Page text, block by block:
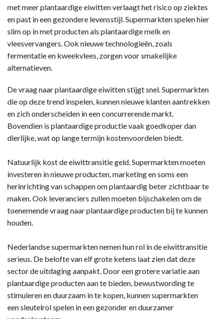
met meer plantaardige eiwitten verlaagt het risico op ziektes
en past in een gezondere levensstijl. Supermarkten spelen hier
slim op in met producten als plantaardige melk en
vleesvervangers. Ook nieuwe technologieën, zoals
fermentatie en kweekvlees, zorgen voor smakelijke
alternatieven.
De vraag naar plantaardige eiwitten stijgt snel. Supermarkten
die op deze trend inspelen, kunnen nieuwe klanten aantrekken
en zich onderscheiden in een concurrerende markt.
Bovendien is plantaardige productie vaak goedkoper dan
dierlijke, wat op lange termijn kostenvoordelen biedt.
Natuurlijk kost de eiwittransitie geld. Supermarkten moeten
investeren in nieuwe producten, marketing en soms een
herinrichting van schappen om plantaardig beter zichtbaar te
maken. Ook leveranciers zullen moeten bijschakelen om de
toenemende vraag naar plantaardige producten bij te kunnen
houden.
Nederlandse supermarkten nemen hun rol in de eiwittransitie
serieus. De belofte van elf grote ketens laat zien dat deze
sector de uitdaging aanpakt. Door een grotere variatie aan
plantaardige producten aan te bieden, bewustwording te
stimuleren en duurzaam in te kopen, kunnen supermarkten
een sleutelrol spelen in een gezonder en duurzamer